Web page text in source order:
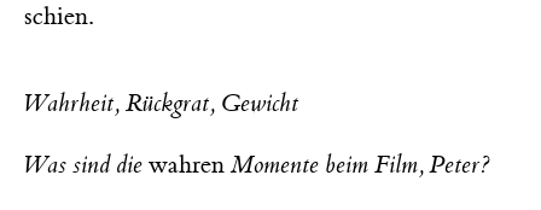
schien.
Wahrheit, Rückgrat, Gewicht
Was sind die wahren Momente beim Film, Peter?